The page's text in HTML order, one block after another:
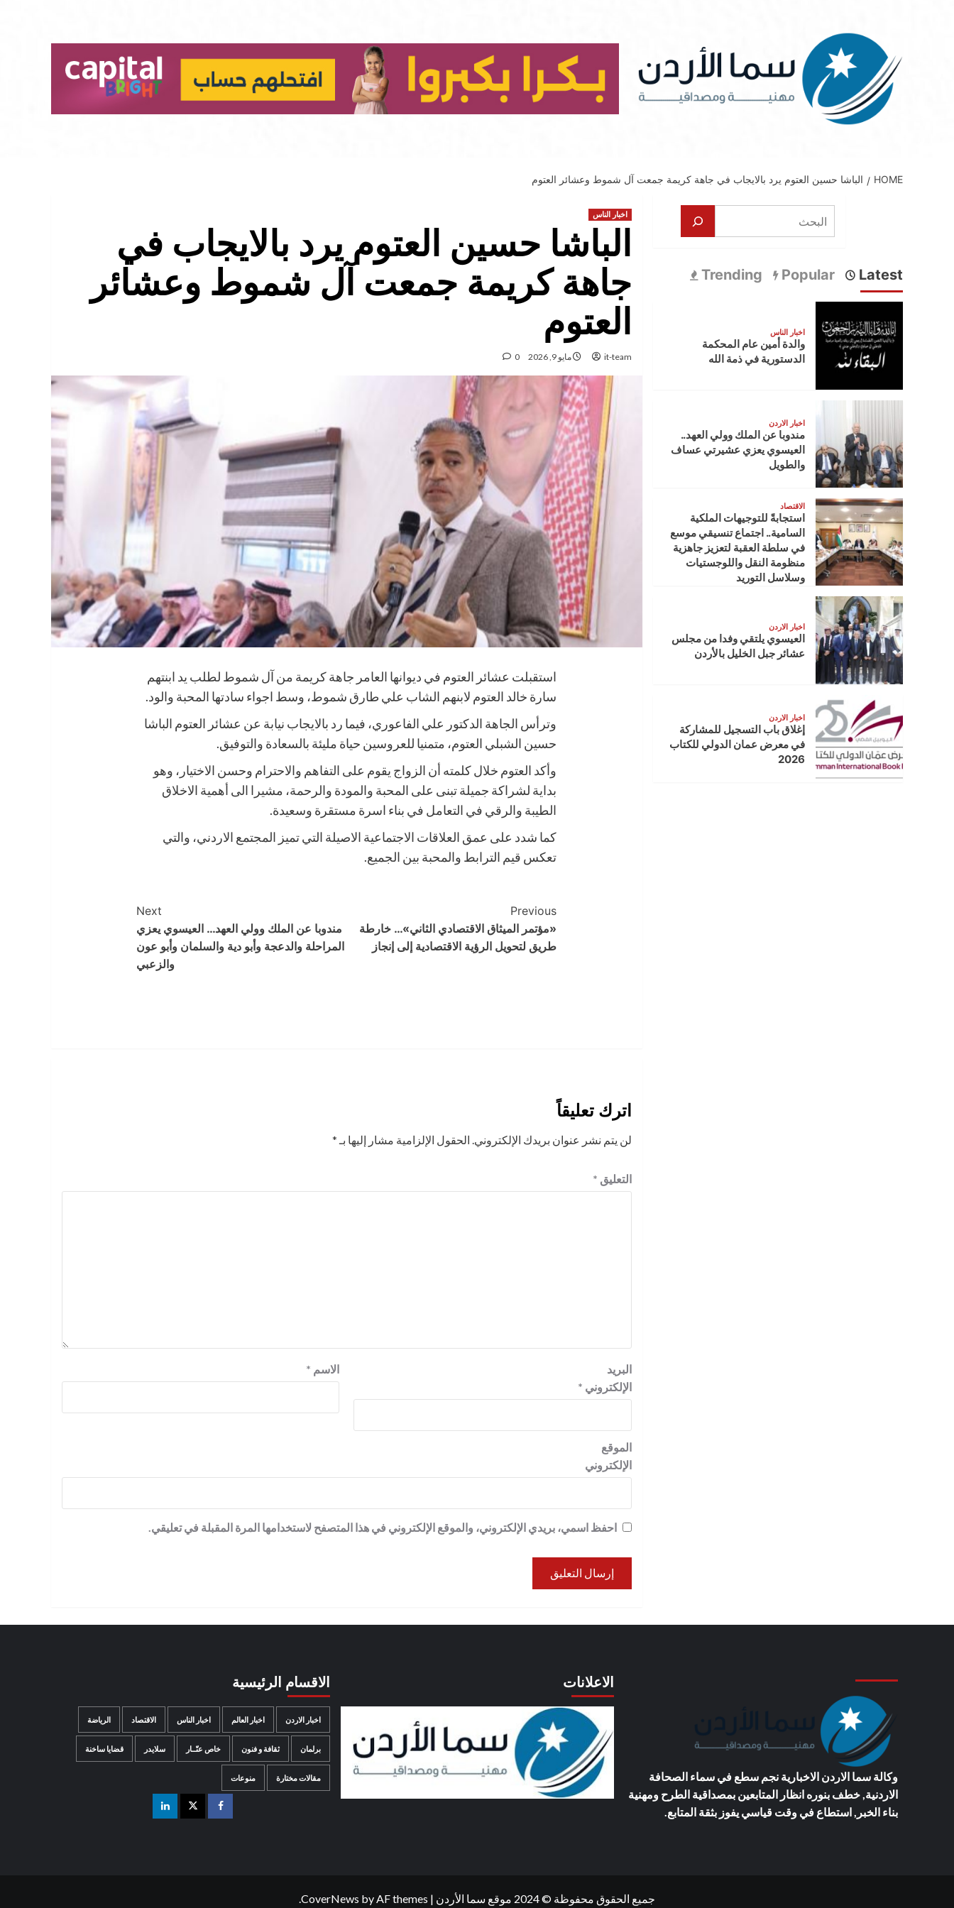
HOME الباشا حسين العتوم يرد بالايجاب في جاهة كريمة جمعت آل شموط وعشائر العتوم
اخبار الناس
الباشا حسين العتوم يرد بالايجاب في
جاهة كريمة جمعت آل شموط وعشائر
العتوم
it-team مايو 9, 2026 0
استقبلت عشائر العتوم في ديوانها العامر جاهة كريمة من آل شموط لطلب يد ابنتهم
سارة خالد العتوم لابنهم الشاب علي طارق شموط، وسط اجواء سادتها المحبة والود.
وترأس الجاهة الدكتور علي الفاعوري، فيما رد بالايجاب نيابة عن عشائر العتوم الباشا
حسين الشبلي العتوم، متمنيا للعروسين حياة مليئة بالسعادة والتوفيق.
وأكد العتوم خلال كلمته أن الزواج يقوم على التفاهم والاحترام وحسن الاختيار، وهو
بداية لشراكة جميلة تبنى على المحبة والمودة والرحمة، مشيرا الى أهمية الاخلاق
الطيبة والرقي في التعامل في بناء اسرة مستقرة وسعيدة.
كما شدد على عمق العلاقات الاجتماعية الاصيلة التي تميز المجتمع الاردني، والتي
تعكس قيم الترابط والمحبة بين الجميع.
Post
Navigation
Previous
«مؤتمر الميثاق الاقتصادي الثاني»… خارطة
طريق لتحويل الرؤية الاقتصادية إلى إنجاز
Next
مندوبا عن الملك وولي العهد… العيسوي يعزي
المراحلة والدعجة وأبو دية والسلمان وأبو عون
والزعبي
اترك تعليقاً
لن يتم نشر عنوان بريدك الإلكتروني. الحقول الإلزامية مشار إليها بـ *
التعليق *
الاسم *
البريد
الإلكتروني *
الموقع
الإلكتروني
احفظ اسمي، بريدي الإلكتروني، والموقع الإلكتروني في هذا المتصفح لاستخدامها المرة المقبلة في تعليقي.
البحث
Latest
Popular
Trending
اخبار الناس
والدة أمين عام المحكمة
الدستورية في ذمة الله
اخبار الاردن
مندوبا عن الملك وولي العهد..
العيسوي يعزي عشيرتي عساف
والطويل
الاقتصاد
استجابةً للتوجيهات الملكية
السامية.. اجتماع تنسيقي موسع
في سلطة العقبة لتعزيز جاهزية
منظومة النقل واللوجستيات
وسلاسل التوريد
اخبار الاردن
العيسوي يلتقي وفدا من مجلس
عشائر جبل الخليل بالأردن
اخبار الاردن
إغلاق باب التسجيل للمشاركة
في معرض عمان الدولي للكتاب
2026
وكالة سما الاردن الاخباريةنجم سطع في سماء الصحافة
الاردنية, خطف بنوره انظار المتابعين بمصداقية الطرح ومهنية
بناء الخبر, استطاع في وقت قياسي يفوز بثقة المتابع.
الاعلانات الاقسام الرئيسية
اخبار الاردن اخبار العالم اخبار الناس الاقتصاد الرياضة
برلمان ثقافة و فنون خاص عنّــار سلايدر قضايا ساخنة
مقالات مختارة منوعات
جميع الحقوق محفوظة © 2024 موقع سما الأردن |
CoverNews by AF themes.